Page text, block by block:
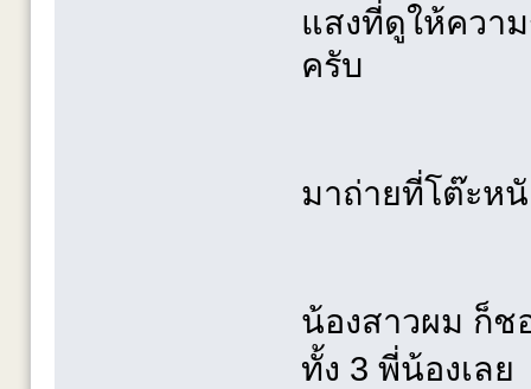
แสงที่ดูให้ควา
ครับ
มาถ่ายที่โต๊ะห
น้องสาวผม ก็ช
ทั้ง 3 พี่น้องเล